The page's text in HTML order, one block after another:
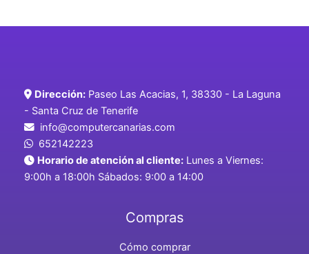
Dirección: Paseo Las Acacias, 1, 38330 - La Laguna
- Santa Cruz de Tenerife
info@computercanarias.com
652142223
Horario de atención al cliente: Lunes a Viernes:
9:00h a 18:00h Sábados: 9:00 a 14:00
Compras
Cómo comprar